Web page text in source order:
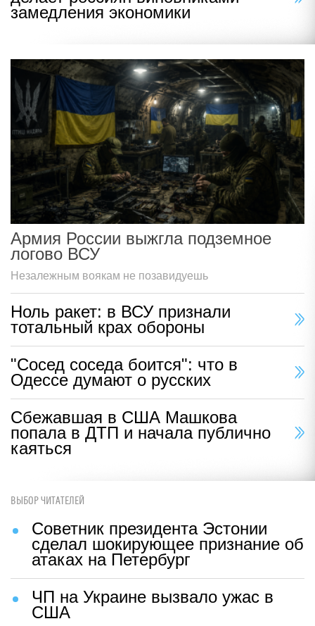
замедления экономики
Армия России выжгла подземное
логово ВСУ
Незалежным воякам не позавидуешь
Ноль ракет: в ВСУ признали
тотальный крах обороны
"Сосед соседа боится": что в
Одессе думают о русских
Сбежавшая в США Машкова
попала в ДТП и начала публично
каяться
ВЫБОР ЧИТАТЕЛЕЙ
Советник президента Эстонии
сделал шокирующее признание об
атаках на Петербург
ЧП на Украине вызвало ужас в
США